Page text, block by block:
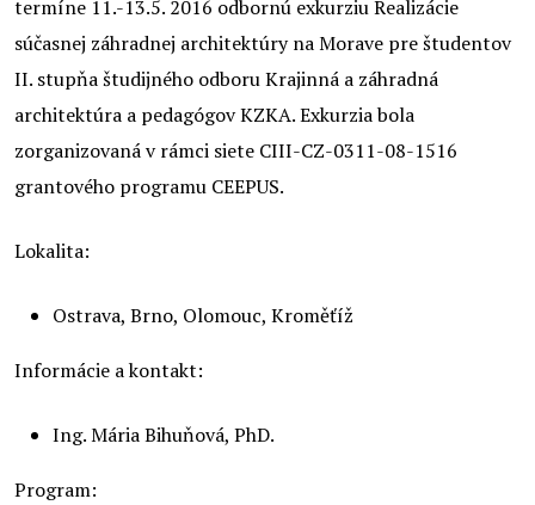
termíne 11.-13.5. 2016 odbornú exkurziu Realizácie
súčasnej záhradnej architektúry na Morave pre študentov
II. stupňa študijného odboru Krajinná a záhradná
architektúra a pedagógov KZKA. Exkurzia bola
zorganizovaná v rámci siete CIII-CZ-0311-08-1516
grantového programu CEEPUS.
Lokalita:
Ostrava, Brno, Olomouc, Kroměťíž
Informácie a kontakt:
Ing. Mária Bihuňová, PhD.
Program: